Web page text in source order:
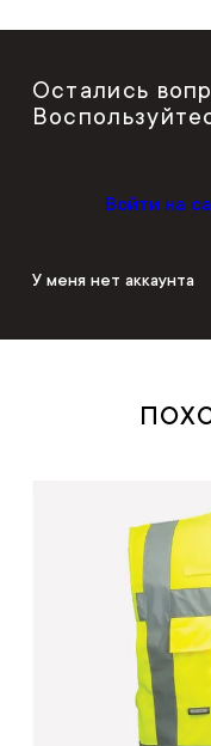
Остались
Войти на
У меня нет аккаунта